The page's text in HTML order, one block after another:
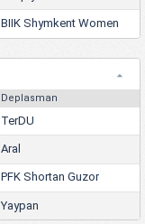
BIIK Shymkent Women
Deplasman
TerDU
Aral
PFK Shortan Guzor
Yaypan